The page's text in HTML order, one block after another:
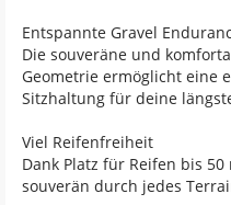
Entspannte Gravel
Die souveräne und
Geometrie ermöglicht eine
Sitzhaltung für deine
Viel Reifenfreiheit
Dank Platz für Reifen bis
souverän durch jedes